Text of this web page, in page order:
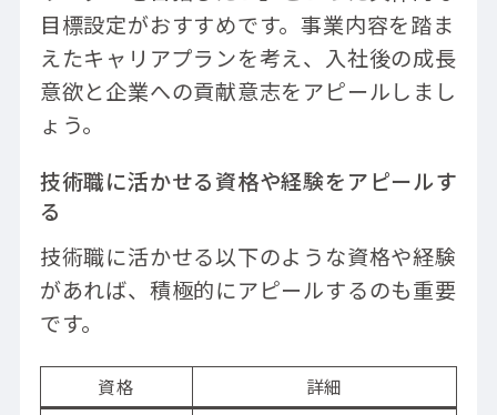
目標設定がおすすめです。事業内容を踏ま
えたキャリアプランを考え、入社後の成長
意欲と企業への貢献意志をアピールしまし
ょう。
技術職に活かせる資格や経験をアピールす
る
技術職に活かせる以下のような資格や経験
があれば、積極的にアピールするのも重要
です。
資格
詳細